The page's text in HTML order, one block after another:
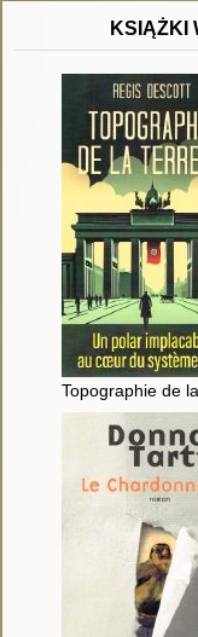
KSIĄŻKI
Topographie de la